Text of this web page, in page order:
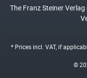
The Franz Steiner
* Prices incl. VAT, if
©